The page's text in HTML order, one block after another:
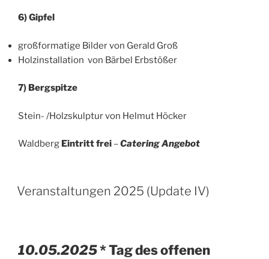
6) Gipfel
großformatige Bilder von Gerald Groß
Holzinstallation von Bärbel Erbstößer
7) Bergspitze
Stein- /Holzskulptur von Helmut Höcker
Waldberg Eintritt frei –Catering Angebot
Veranstaltungen 2025 (Update IV)
10.05.2025* Tag des offenen